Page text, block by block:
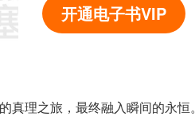
开通电子书VIP
真理之旅，最终融入瞬间的永恒。